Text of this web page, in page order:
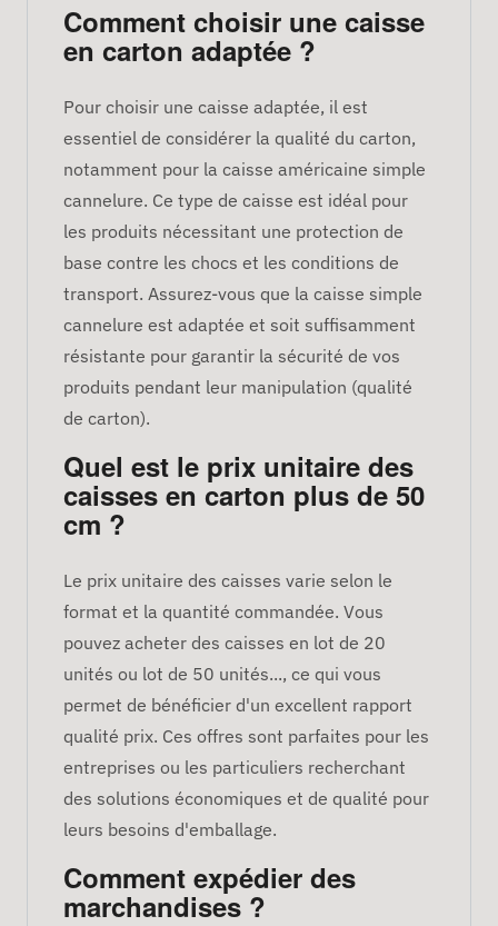
Comment choisir une caisse
en carton adaptée ?
Pour choisir une caisse adaptée, il est
essentiel de considérer la qualité du carton,
notamment pour la caisse américaine simple
cannelure. Ce type de caisse est idéal pour
les produits nécessitant une protection de
base contre les chocs et les conditions de
transport. Assurez-vous que la caisse simple
cannelure est adaptée et soit suffisamment
résistante pour garantir la sécurité de vos
produits pendant leur manipulation (qualité
de carton).
Quel est le prix unitaire des
caisses en carton plus de 50
cm ?
Le prix unitaire des caisses varie selon le
format et la quantité commandée. Vous
pouvez acheter des caisses en lot de 20
unités ou lot de 50 unités..., ce qui vous
permet de bénéficier d'un excellent rapport
qualité prix. Ces offres sont parfaites pour les
entreprises ou les particuliers recherchant
des solutions économiques et de qualité pour
leurs besoins d'emballage.
Comment expédier des
marchandises ?